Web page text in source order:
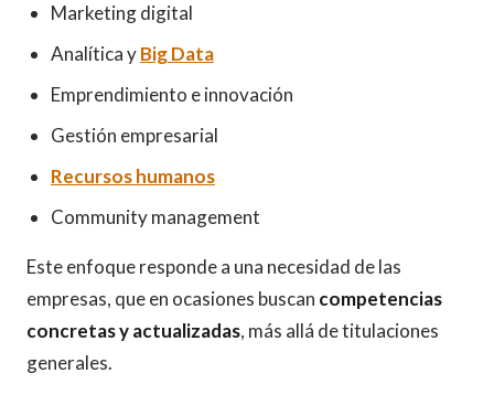
Marketing digital
Analítica yBig Data
Emprendimiento e innovación
Gestión empresarial
Recursos humanos
Community management
Este enfoque responde a una necesidad de las
empresas, que en ocasiones buscan competencias
concretas y actualizadas, más allá de titulaciones
generales.